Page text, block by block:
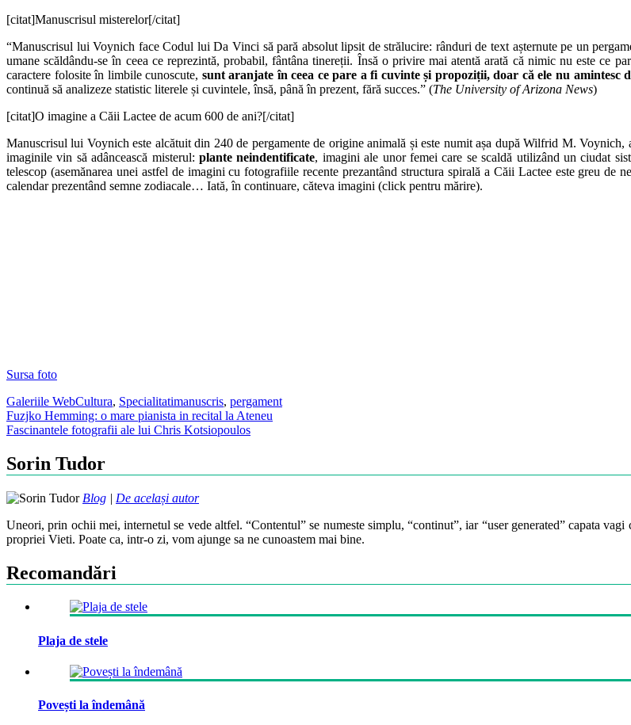
[citat]Manuscrisul misterelor[/citat]
“Manuscrisul lui Voynich face Codul lui Da Vinci să pară absolut lipsit de strălucire: rânduri de text așternute pe un
umane scăldându-se în ceea ce reprezintă, probabil, fântâna tinereții. Însă o privire mai atentă arată că nimic nu este ce
caractere folosite în limbile cunoscute, sunt aranjate în ceea ce pare a fi cuvinte și propoziții, doar că ele nu amintesc
continuă să analizeze statistic literele și cuvintele, însă, până în prezent, fără succes.” (The University of Arizona News)
[citat]O imagine a Căii Lactee de acum 600 de ani?[/citat]
Manuscrisul lui Voynich este alcătuit din 240 de pergamente de origine animală și este numit așa după Wilfrid M.
imaginile vin să adâncească misterul: plante neindentificate, imagini ale unor femei care se scaldă utilizând un ciudat
telescop (asemănarea unei astfel de imagini cu fotografiile recente prezantând structura spirală a Căii Lactee este greu
calendar prezentând semne zodiacale… Iată, în continuare, căteva imagini (click pentru mărire).
Sursa foto
Galeriile WebCultura, Specialitatimanuscris, pergament
Post
navigation
Fuzjko Hemming: o mare pianista in recital la Ateneu
Fascinantele fotografii ale lui Chris Kotsiopoulos
Sorin Tudor
Blog | De același autor
Uneori, prin ochii mei, internetul se vede altfel. “Contentul” se numeste simplu, “continut”, iar “user generated” capata
propriei Vieti. Poate ca, intr-o zi, vom ajunge sa ne cunoastem mai bine.
Recomandări
Plaja de stele
Povești la îndemână